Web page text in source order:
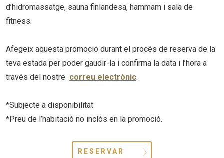
d’hidromassatge, sauna finlandesa, hammam i sala de
fitness.
Afegeix aquesta promoció durant el procés de reserva de la
teva estada per poder gaudir-la i confirma la data i l’hora a
través del nostre correu electrònic.
*Subjecte a disponibilitat
*Preu de l’habitació no inclòs en la promoció.
RESERVAR